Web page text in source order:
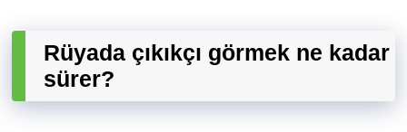
Rüyada çıkıkçı görmek ne kadar
sürer?